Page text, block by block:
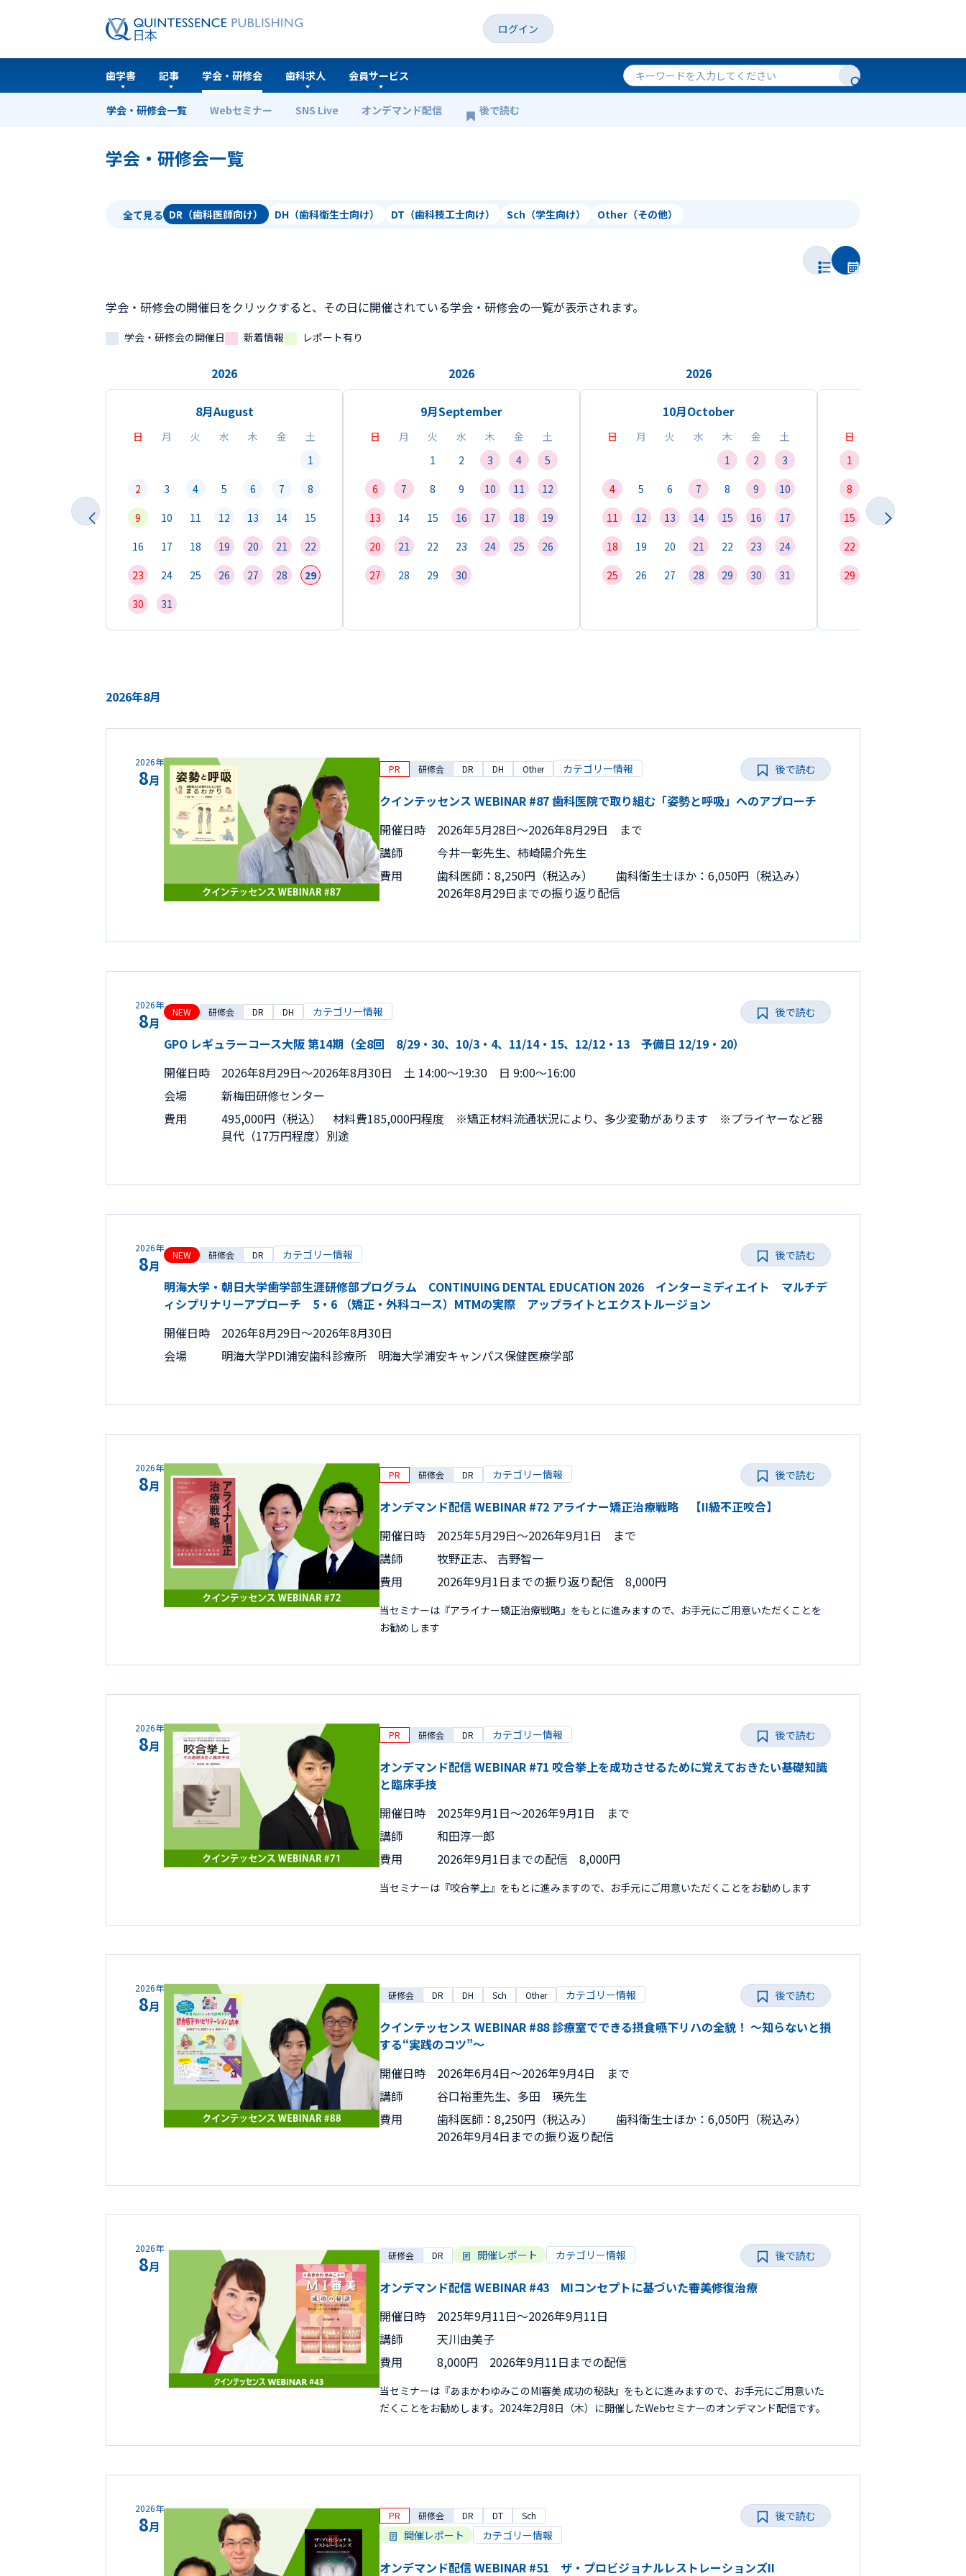
ログイン
歯学書 記事 学会・研修会
学会・研修会一覧 Webセミナー SNS Live オンデマンド配信 後で読む
歯科求人 会員サービス
ホーム 学会・研修会一覧
学会・研修会一覧
全て見る DR（歯科医師向け） DH（歯科衛生士向け） DT（歯科技工士向け） Sch（学生向け） Other（その他）
学会・研修会の開催日をクリックすると、その日に開催されている学会・研修会の一覧が表示されます。
学会・研修会の開催日 新着情報 レポート有り
2026
8月August
日 月 火 水 木 金
土
1
2
3 4 5 6 7
8
9
10 11 12 13 14
15
16
17 18 19 20 21
22
23
24 25 26 27 28
29
30
31
2026
9月September
日 月 火 水 木 金
土
1
2 3 4
5
6
7 8 9 10 11
12
13
14 15 16 17 18
19
20
21 22 23 24 25
26
27
28 29 30
2026
10月October
日 月 火 水 木 金
土
1
2
3
4
5 6 7 8 9
10
11
12 13 14 15 16
17
18
19 20 21 22 23
24
25
26 27 28 29 30 31
日
1
8
15
22
29
2026年8月
2026年
8月
PR 研修会 DR DH Other カテゴリー情報
クインテッセンス WEBINAR #87 歯科医院で取り組む「姿勢と呼吸」へのアプローチ
開催日時
2026年5月28日〜2026年8月29日 まで
講師
今井一彰先生、柿崎陽介先生
費用
歯科医師：8,250円（税込み） 歯科衛生士ほか：6,050円（税込み）
2026年8月29日までの振り返り配信
後で読む
2026年
8月
NEW 研修会 DR DH カテゴリー情報
GPO レギュラーコース大阪 第14期（全8回 8/29・30、10/3・4、11/14・15、12/12・13 予備日 12/19・20）
開催日時
2026年8月29日〜2026年8月30日 土 14:00～19:30 日 9:00～16:00
会場
新梅田研修センター ​
費用
495,000円（税込） 材料費185,000円程度 ※矯正材料流通状況により、多少変動があります ※プライヤーなど器
具代（17万円程度）別途
後で読む
2026年
8月
NEW 研修会 DR カテゴリー情報
明海大学・朝日大学歯学部生涯研修部プログラム CONTINUING DENTAL EDUCATION 2026 インターミディエイト マルチデ
ィシプリナリーアプローチ 5・6 （矯正・外科コース）MTMの実際 アップライトとエクストルージョン
開催日時
2026年8月29日〜2026年8月30日
会場
明海大学PDI浦安歯科診療所 明海大学浦安キャンパス保健医療学部
後で読む
2026年
8月
PR 研修会 DR カテゴリー情報
オンデマンド配信 WEBINAR #72 アライナー矯正治療戦略 【II級不正咬合】
開催日時
2025年5月29日〜2026年9月1日 まで
講師
牧野正志、 吉野智一
費用
2026年9月1日までの振り返り配信 8,000円
当セミナーは『アライナー矯正治療戦略』をもとに進みますので、お手元にご用意いただくことを
お勧めします
後で読む
2026年
8月
PR 研修会 DR カテゴリー情報
オンデマンド配信 WEBINAR #71 咬合挙上を成功させるために覚えておきたい基礎知識
と臨床手技
開催日時
2025年9月1日〜2026年9月1日 まで
講師
和田淳一郎
費用
2026年9月1日までの配信 8,000円
当セミナーは『咬合挙上』をもとに進みますので、お手元にご用意いただくことをお勧めします
後で読む
2026年
8月
研修会 DR DH Sch Other カテゴリー情報
クインテッセンス WEBINAR #88 診療室でできる摂食嚥下リハの全貌！ ～知らないと損
する“実践のコツ”～
開催日時
2026年6月4日〜2026年9月4日 まで
講師
谷口裕重先生、多田 瑛先生
費用
歯科医師：8,250円（税込み） 歯科衛生士ほか：6,050円（税込み）
2026年9月4日までの振り返り配信
後で読む
2026年
8月
研修会 DR 開催レポート カテゴリー情報
オンデマンド配信 WEBINAR #43 MIコンセプトに基づいた審美修復治療
開催日時
2025年9月11日〜2026年9月11日
講師
天川由美子
費用
8,000円 2026年9月11日までの配信
当セミナーは『あまかわゆみこのMI審美 成功の秘訣』をもとに進みますので、お手元にご用意いた
だくことをお勧めします。2024年2月8日（木）に開催したWebセミナーのオンデマンド配信です。
後で読む
2026年
8月
PR 研修会 DR DT Sch
開催レポート カテゴリー情報
オンデマンド配信 WEBINAR #51 ザ・プロビジョナルレストレーションズII
後で読む